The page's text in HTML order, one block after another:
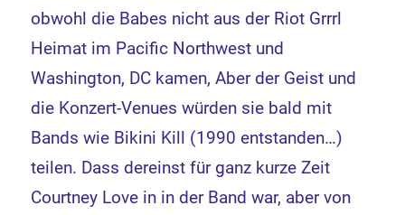
obwohl die Babes nicht aus der Riot Grrrl
Heimat im Pacific Northwest und
Washington, DC kamen, Aber der Geist und
die Konzert-Venues würden sie bald mit
Bands wie Bikini Kill (1990 entstanden…)
teilen. Dass dereinst für ganz kurze Zeit
Courtney Love in in der Band war, aber von